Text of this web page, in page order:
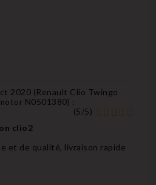
2020 (Renault Clio Twingo
N0501380) :
(5/5)
clio2
et de qualité, livraison rapide